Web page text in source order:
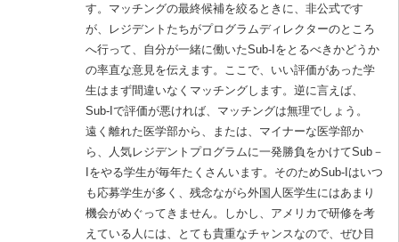
す。マッチングの最終候補を絞るときに、非公式です
が、レジデントたちがプログラムディレクターのところ
へ行って、自分が一緒に働いたSub-Iをとるべきかどうか
の率直な意見を伝えます。ここで、いい評価があった学
生はまず間違いなくマッチングします。逆に言えば、
Sub-Iで評価が悪ければ、マッチングは無理でしょう。
遠く離れた医学部から、または、マイナーな医学部か
ら、人気レジデントプログラムに一発勝負をかけてSub－
Iをやる学生が毎年たくさんいます。そのためSub-Iはいつ
も応募学生が多く、残念ながら外国人医学生にはあまり
機会がめぐってきません。しかし、アメリカで研修を考
えている人には、とても貴重なチャンスなので、ぜひ目